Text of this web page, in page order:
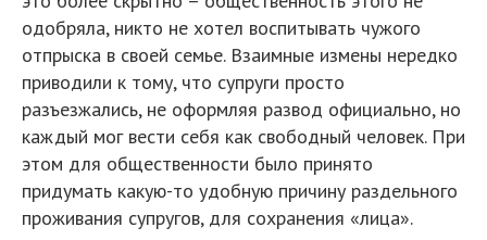
одобряла, никто не хотел воспитывать чужого
отпрыска в своей семье. Взаимные измены нередко
приводили к тому, что супруги просто
разъезжались, не оформляя развод официально, но
каждый мог вести себя как свободный человек. При
этом для общественности было принято
придумать какую-то удобную причину раздельного
проживания супругов, для сохранения «лица».